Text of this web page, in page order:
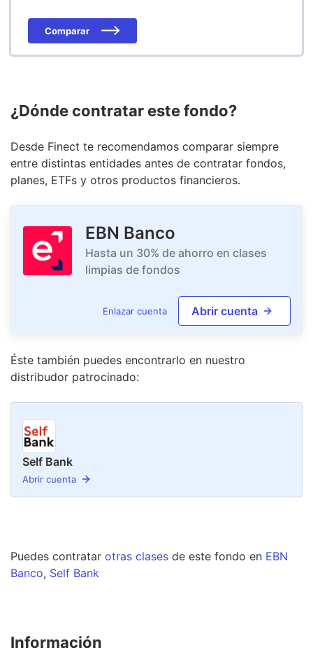
Comparar
¿Dónde contratar este fondo?
Desde Finect te recomendamos comparar siempre
entre distintas entidades antes de contratar fondos,
planes, ETFs y otros productos financieros.
EBN Banco
Hasta un 30% de ahorro en clases
limpias de fondos
Enlazar cuenta Abrir cuenta
Éste también puedes encontrarlo en nuestro
distribudor patrocinado:
Self Bank
Abrir cuenta
Puedes contratar otras clases de este fondo en EBN
Banco, Self Bank
Información